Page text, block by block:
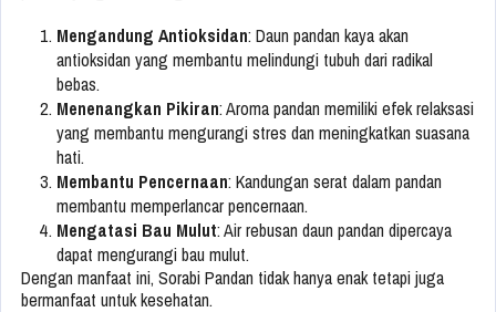
Mengandung Antioksidan: Daun pandan kaya akan
antioksidan yang membantu melindungi tubuh dari radikal
bebas.
Menenangkan Pikiran: Aroma pandan memiliki efek relaksasi
yang membantu mengurangi stres dan meningkatkan suasana
hati.
Membantu Pencernaan: Kandungan serat dalam pandan
membantu memperlancar pencernaan.
Mengatasi Bau Mulut: Air rebusan daun pandan dipercaya
dapat mengurangi bau mulut.
Dengan manfaat ini, Sorabi Pandan tidak hanya enak tetapi juga
bermanfaat untuk kesehatan.